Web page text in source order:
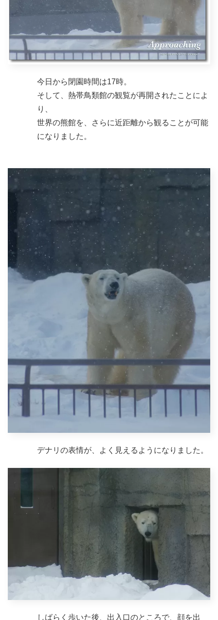
今日から閉園時間は17時。
そして、熱帯鳥類館の観覧が再開されたことによ
り、
世界の熊館を、さらに近距離から観ることが可能
になりました。
デナリの表情が、よく見えるようになりました。
しばらく歩いた後、出入口のところで、顔を出